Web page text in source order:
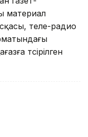
материал
теле-радио
түсірілген